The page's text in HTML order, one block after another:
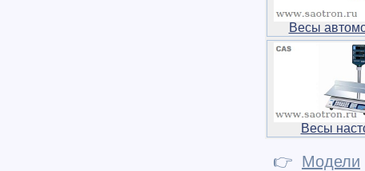
Весы
Весы
👉 Модели